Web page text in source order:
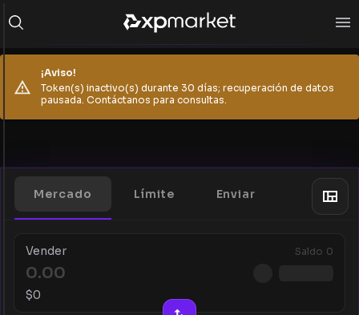
¡Aviso!
Token(s) inactivo(s) durante 30 días; recuperación de datos
pausada. Contáctanos para consultas.
Mercado Límite Enviar
Vender Saldo 0
$0